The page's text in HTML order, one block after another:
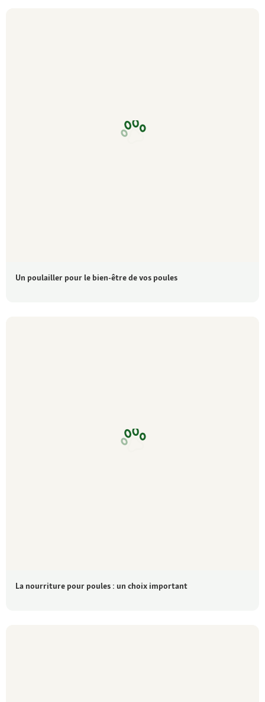
Un poulailler pour le bien-être de vos poules
La nourriture pour poules : un choix important